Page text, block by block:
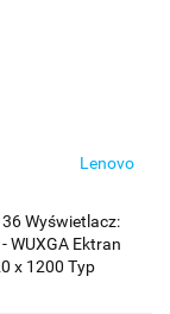
Lenovo
Wyświetlacz:
WUXGA Ektran
x 1200 Typ